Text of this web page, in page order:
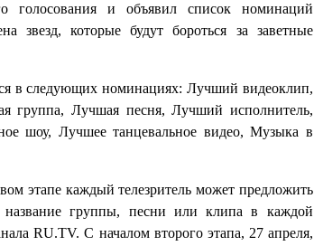
голосования и объявил список номинаций
звезд, которые будут бороться за заветные
в следующих номинациях: Лучший видеоклип,
группа, Лучшая песня, Лучший исполнитель,
шоу, Лучшее танцевальное видео, Музыка в
этапе каждый телезритель может предложить
название группы, песни или клипа в каждой
RU.TV. С началом второго этапа, 27 апреля,